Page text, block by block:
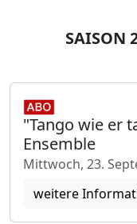
SAISON
"Tango wie er
Ensemble
Mittwoch, 23.
weitere